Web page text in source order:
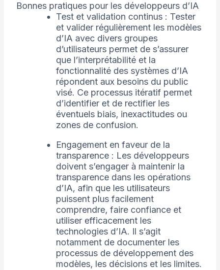
Bonnes pratiques pour les développeurs d’IA
Test et validation continus : Tester
et valider régulièrement les modèles
d’IA avec divers groupes
d’utilisateurs permet de s’assurer
que l’interprétabilité et la
fonctionnalité des systèmes d’IA
répondent aux besoins du public
visé. Ce processus itératif permet
d’identifier et de rectifier les
éventuels biais, inexactitudes ou
zones de confusion.
Engagement en faveur de la
transparence : Les développeurs
doivent s’engager à maintenir la
transparence dans les opérations
d’IA, afin que les utilisateurs
puissent plus facilement
comprendre, faire confiance et
utiliser efficacement les
technologies d’IA. Il s’agit
notamment de documenter les
processus de développement des
modèles, les décisions et les limites.